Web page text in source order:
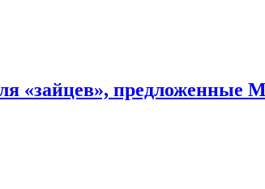
«зайцев», предложенные